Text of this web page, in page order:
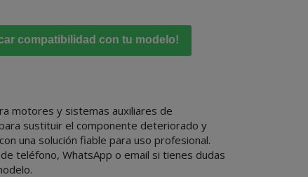
compatibilidad con tu modelo!
motores y sistemas auxiliares de
sustituir el componente deteriorado y
una solución fiable para uso profesional.
teléfono, WhatsApp o email si tienes dudas